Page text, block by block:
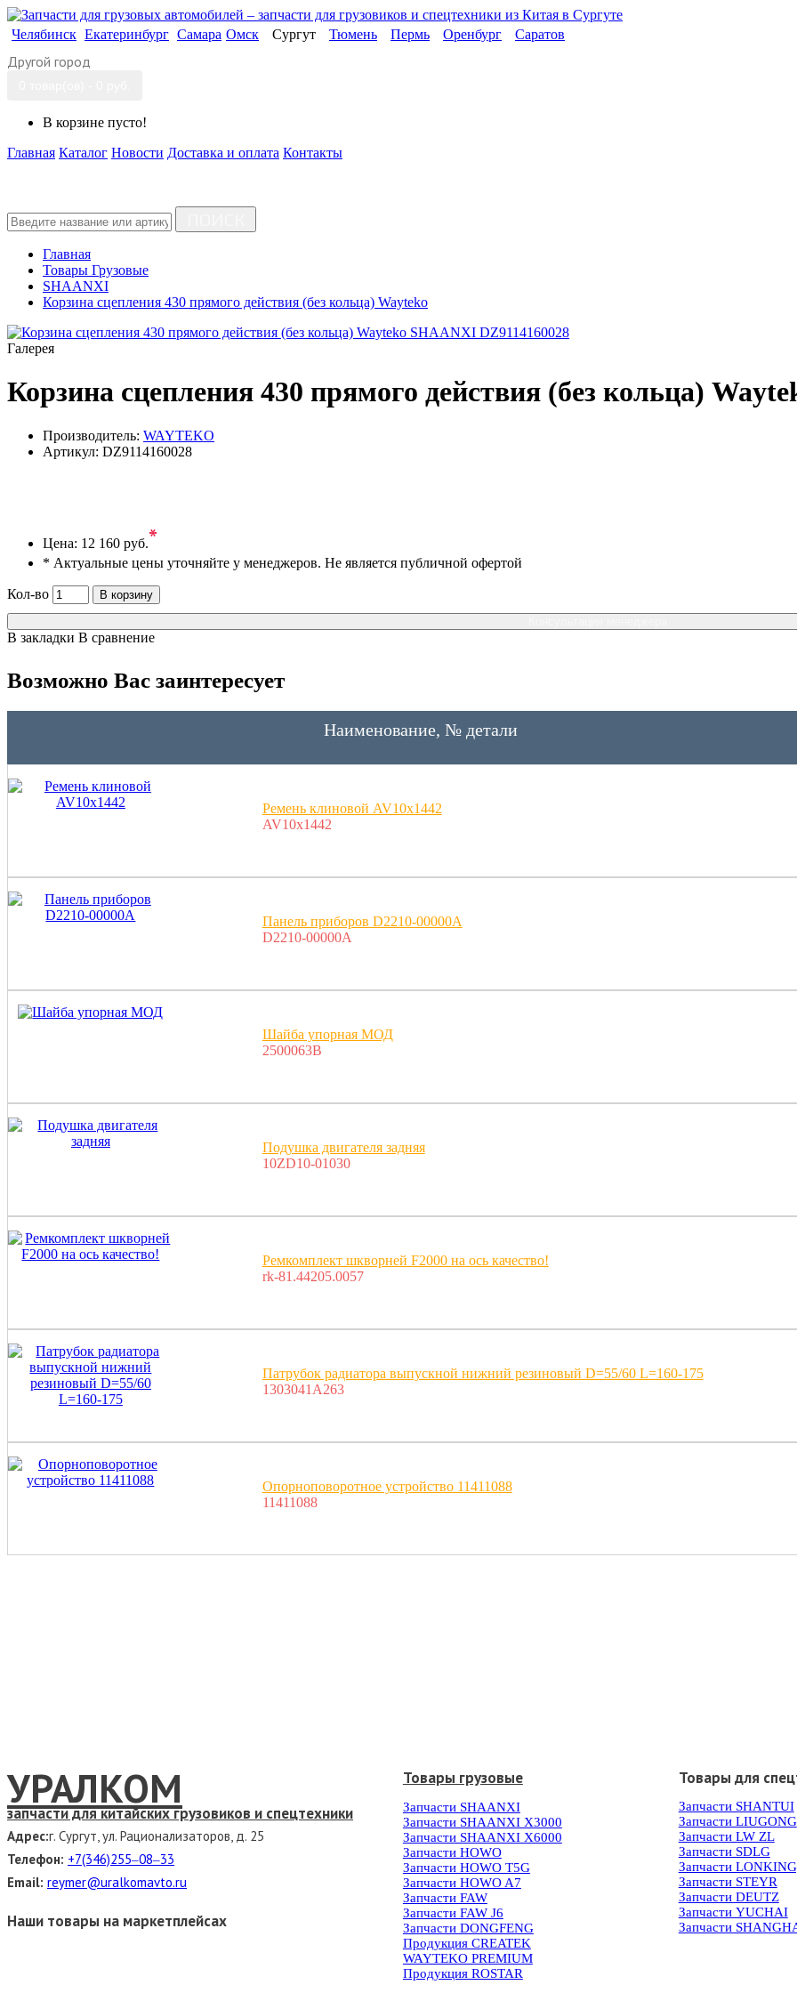
Челябинск Екатеринбург Самара Омск Сургут Тюмень Пермь Оренбург Саратов
Другой город
В корзине пусто!
Главная Каталог Новости Доставка и оплата Контакты
Главная
Товары Грузовые
SHAANXI
Корзина сцепления 430 прямого действия (без кольца) Wayteko
Галерея
Корзина сцепления 430 прямого действия (без кольца)
Производитель: WAYTEKO
Артикул: DZ9114160028
Цена: 12 160 руб.*
* Актуальные цены уточняйте у менеджеров. Не является публичной офертой
Кол-во
В корзину
В закладки В сравнение
Возможно Вас заинтересует
Наименование, № детали
Ремень клиновой AV10x1442
AV10x1442
Панель приборов D2210-00000A
D2210-00000A
Шайба упорная МОД
2500063В
Подушка двигателя задняя
10ZD10-01030
Ремкомплект шкворней F2000 на ось качество!
rk-81.44205.0057
Патрубок радиатора выпускной нижний резиновый D=55/60 L=160-175
1303041A263
Опорноповоротное устройство 11411088
11411088
УРАЛКОМ
запчасти для китайских грузовиков и спецтехники
Адрес:г. Сургут, ул. Рационализаторов, д. 25
Телефон: +7(346)255‒08‒33
Email: reymer@uralkomavto.ru
Наши товары на маркетплейсах
Товары грузовые
Запчасти SHAANXI
Запчасти SHAANXI X3000
Запчасти SHAANXI X6000
Запчасти HOWO
Запчасти HOWO T5G
Запчасти HOWO A7
Запчасти FAW
Запчасти FAW J6
Запчасти DONGFENG
Продукция CREATEK
WAYTEKO PREMIUM
Продукция ROSTAR
Товары для
Запчасти SHANTUI
Запчасти LIUGONG
Запчасти LW ZL
Запчасти SDLG
Запчасти
Запчасти STEYR
Запчасти DEUTZ
Запчасти YUCHAI
Запчасти